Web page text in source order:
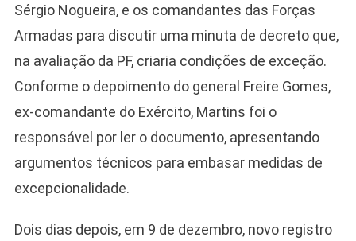
Sérgio Nogueira, e os comandantes das Forças
Armadas para discutir uma minuta de decreto que,
na avaliação da PF, criaria condições de exceção.
Conforme o depoimento do general Freire Gomes,
ex-comandante do Exército, Martins foi o
responsável por ler o documento, apresentando
argumentos técnicos para embasar medidas de
excepcionalidade.
Dois dias depois, em 9 de dezembro, novo registro